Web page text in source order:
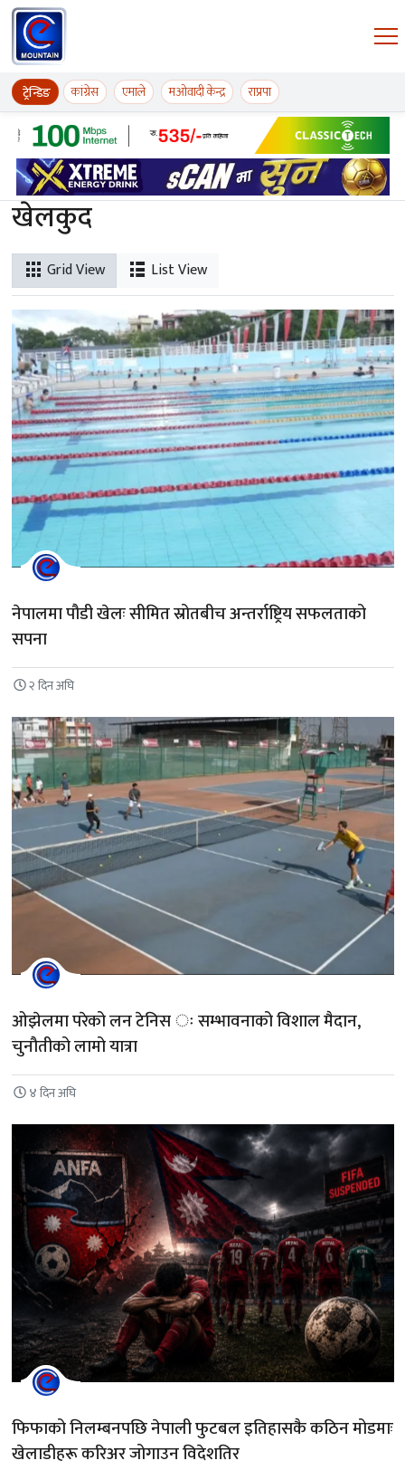
Skip to content
ईमाउण्टेन समाचार
ट्रेन्डिङ कांग्रेस एमाले मओवादी केन्द्र राप्रपा
खेलकुद
Grid View List View
नेपालमा पौडी खेलः सीमित स्रोतबीच अन्तर्राष्ट्रिय सफलताको
सपना
२ दिन अघि
ओझेलमा परेको लन टेनिस ः सम्भावनाको विशाल मैदान,
चुनौतीको लामो यात्रा
४ दिन अघि
फिफाको निलम्बनपछि नेपाली फुटबल इतिहासकै कठिन मोडमाः
खेलाडीहरू करिअर जोगाउन विदेशतिर